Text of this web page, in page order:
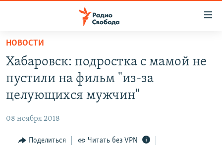
упрощенного
доступа
основному
Вернутся
ПРОГРАММЫ
ПОДКАСТЫ
АВТОРСКИЕ ПРОЕКТЫ
МНЕНИЯ
КУЛЬТУРА
НОВОСТИ
Хабаровск: подростка с мамой не
пустили на фильм "из-за
целующихся мужчин"
08 ноября 2018
Поделиться Читать без VPN